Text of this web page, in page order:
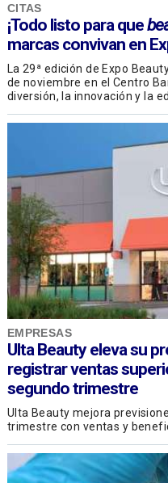
CITAS
¡Todo listo para que
marcas convivan en
La 29ª edición de Expo
de noviembre en el Centro
diversión, la innovación y la
EMPRESAS
Ulta Beauty eleva su
registrar ventas
segundo trimestre
Ulta Beauty mejora
trimestre con ventas y